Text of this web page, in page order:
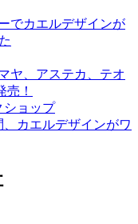
でカエルデザインが
ヤ、アステカ、テオ
売！
ショップ
カエルデザインがワ